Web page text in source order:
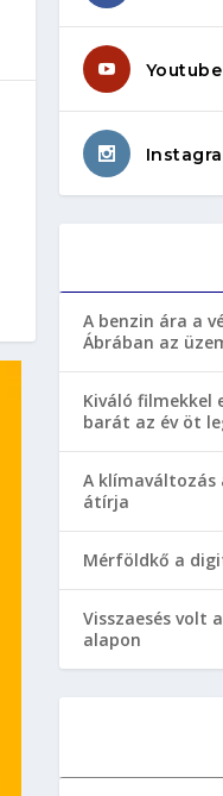
Youtube
A benzin ára a
Ábrában az
Kiváló filmekkel
barát az év öt
A klímaváltozás
átírja
Mérföldkő a
Visszaesés volt
alapon